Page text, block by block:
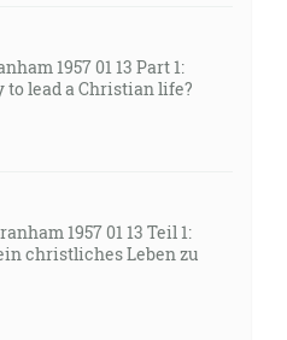
1957 01 13 Part 1:
to lead a Christian life?
1957 01 13 Teil 1:
christliches Leben zu